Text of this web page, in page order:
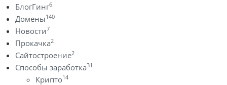
БлогГинг6
Домены140
Новости7
Прокачка2
Сайтостроение2
Способы заработка31
Крипто14